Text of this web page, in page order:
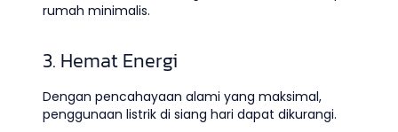
rumah minimalis.
3. Hemat Energi
Dengan pencahayaan alami yang maksimal,
penggunaan listrik di siang hari dapat dikurangi.